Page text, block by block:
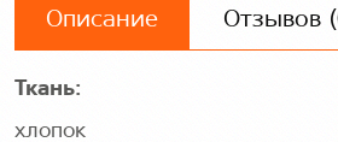
Описание Отзывов
Ткань:
хлопок